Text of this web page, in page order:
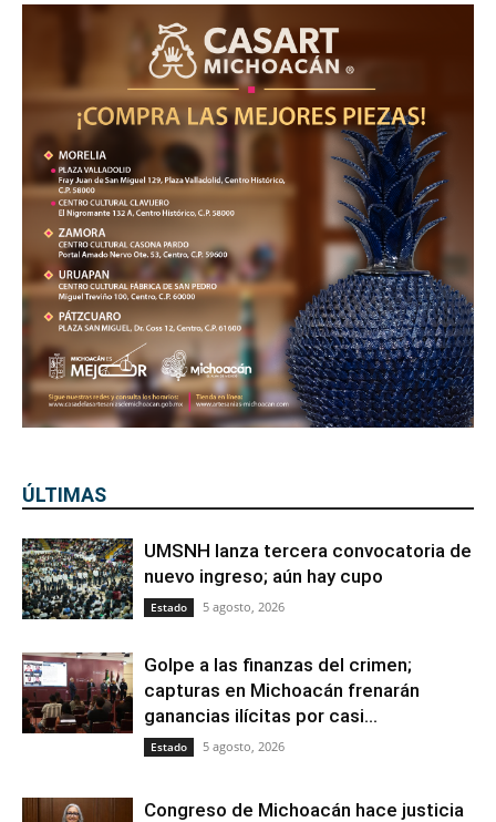
ÚLTIMAS
UMSNH lanza tercera convocatoria de
nuevo ingreso; aún hay cupo
Estado 5 agosto, 2026
Golpe a las finanzas del crimen;
capturas en Michoacán frenarán
ganancias ilícitas por casi...
Estado 5 agosto, 2026
Congreso de Michoacán hace justicia